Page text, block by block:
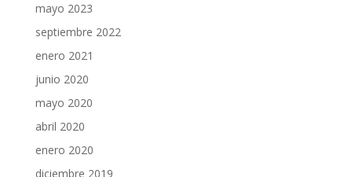
mayo 2023
septiembre 2022
enero 2021
junio 2020
mayo 2020
abril 2020
enero 2020
diciembre 2019